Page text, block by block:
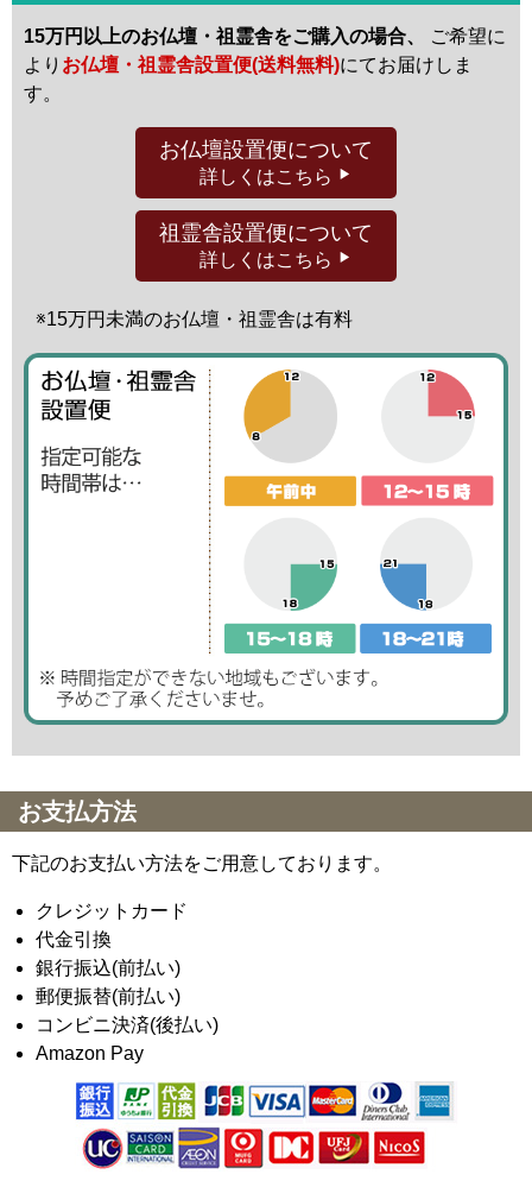
15万円以上のお仏壇・祖霊舎をご購入の場合、
ご希望に
より お仏壇・祖霊舎設置便(送料無料)にてお届けしま
す。
お仏壇設置便について
詳しくはこちら
祖霊舎設置便について
詳しくはこちら
※15万円未満のお仏壇・祖霊舎は有料
お支払方法
下記のお支払い方法をご用意しております。
クレジットカード
代金引換
銀行振込(前払い)
郵便振替(前払い)
コンビニ決済(後払い)
Amazon Pay